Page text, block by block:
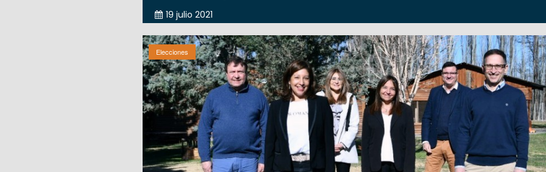
19 julio 2021
Elecciones